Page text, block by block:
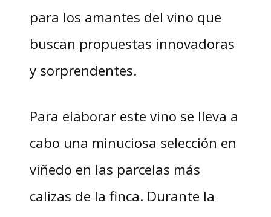
para los amantes del vino que
buscan propuestas innovadoras
y sorprendentes.
Para elaborar este vino se lleva a
cabo una minuciosa selección en
viñedo en las parcelas más
calizas de la finca. Durante la